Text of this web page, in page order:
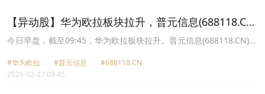
【异动股】华为欧拉板块拉升，普元信息(688118.CN)
涨20.01%
今日早盘，截至09:45，华为欧拉板块拉升。普元信息(688118.CN)涨
软件(300339.CN)涨7.10%报52.47元，软通动力(301236.CN)涨
5.29%报49.8元，诚迈科技(300598.CN)涨2.89%报44.53元，天源迪
#华为欧拉 #普元信息
#688118.CN
2026-02-27 09:45